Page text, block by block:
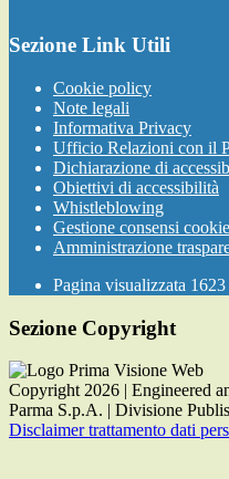
Sezione Link Utili
Cookie policy
Note legali
Informativa Privacy
Ufficio Relazioni con il
Dichiarazione di
Obiettivi di accessibilità
Whistleblowing
Gestione consensi cookie
Amministrazione
Pagina visualizzata 1623
Sezione Copyright
Copyright 2026 | Engineered
Parma S.p.A. | Divisione
Disclaimer trattamento dati